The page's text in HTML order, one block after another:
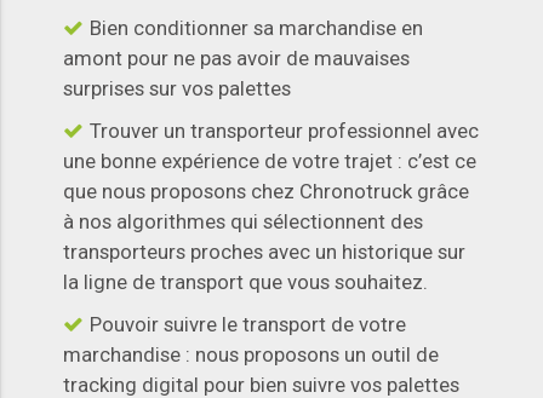
Bien conditionner sa marchandise en
amont pour ne pas avoir de mauvaises
surprises sur vos palettes
Trouver un transporteur professionnel avec
une bonne expérience de votre trajet : c’est ce
que nous proposons chez Chronotruck grâce
à nos algorithmes qui sélectionnent des
transporteurs proches avec un historique sur
la ligne de transport que vous souhaitez.
Pouvoir suivre le transport de votre
marchandise : nous proposons un outil de
tracking digital pour bien suivre vos palettes